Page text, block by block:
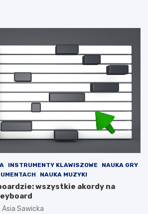
INSTRUMENTY KLAWISZOWE
NAUKA GRY
NAUKA MUZYKI
wszystkie akordy na
Asia Sawicka